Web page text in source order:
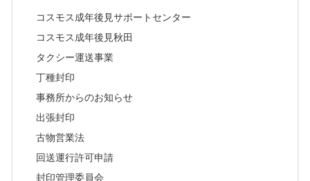
コスモス成年後見サポートセンター
コスモス成年後見秋田
タクシー運送事業
丁種封印
事務所からのお知らせ
出張封印
古物営業法
回送運行許可申請
封印管理委員会